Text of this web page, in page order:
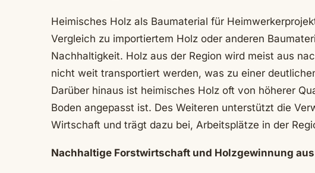
Heimisches Holz als Baumaterial für
Vergleich zu importiertem Holz oder anderen
Nachhaltigkeit. Holz aus der Region wird meist aus
nicht weit transportiert werden, was zu einer
Darüber hinaus ist heimisches Holz oft von höherer
Boden angepasst ist. Des Weiteren unterstützt die
Wirtschaft und trägt dazu bei, Arbeitsplätze in der
Nachhaltige Forstwirtschaft und Holzgewinnung aus